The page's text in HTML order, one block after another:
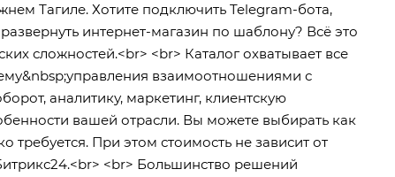
Тагиле. Хотите подключить Telegram-бота,
интернет-магазин по шаблону? Всё это
сложностей.<br> <br> Каталог охватывает все
взаимоотношениями с
аналитику, маркетинг, клиентскую
вашей отрасли. Вы можете выбирать как
требуется. При этом стоимость не зависит от
<br> Большинство решений